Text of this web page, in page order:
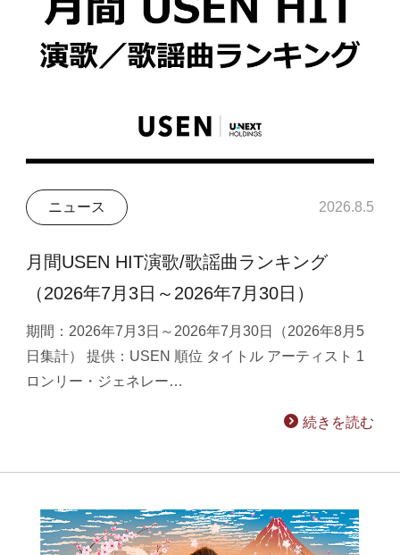
ニュース 2026.8.5
月間USEN HIT演歌/歌謡曲ランキング
（2026年7月3日～2026年7月30日）
期間：2026年7月3日～2026年7月30日（2026年8月5
日集計） 提供：USEN 順位 タイトル アーティスト 1
ロンリー・ジェネレー…
続きを読む